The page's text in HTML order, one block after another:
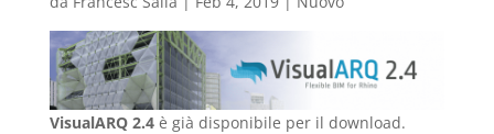
VisualARQ 2.4è già disponibile per il download.